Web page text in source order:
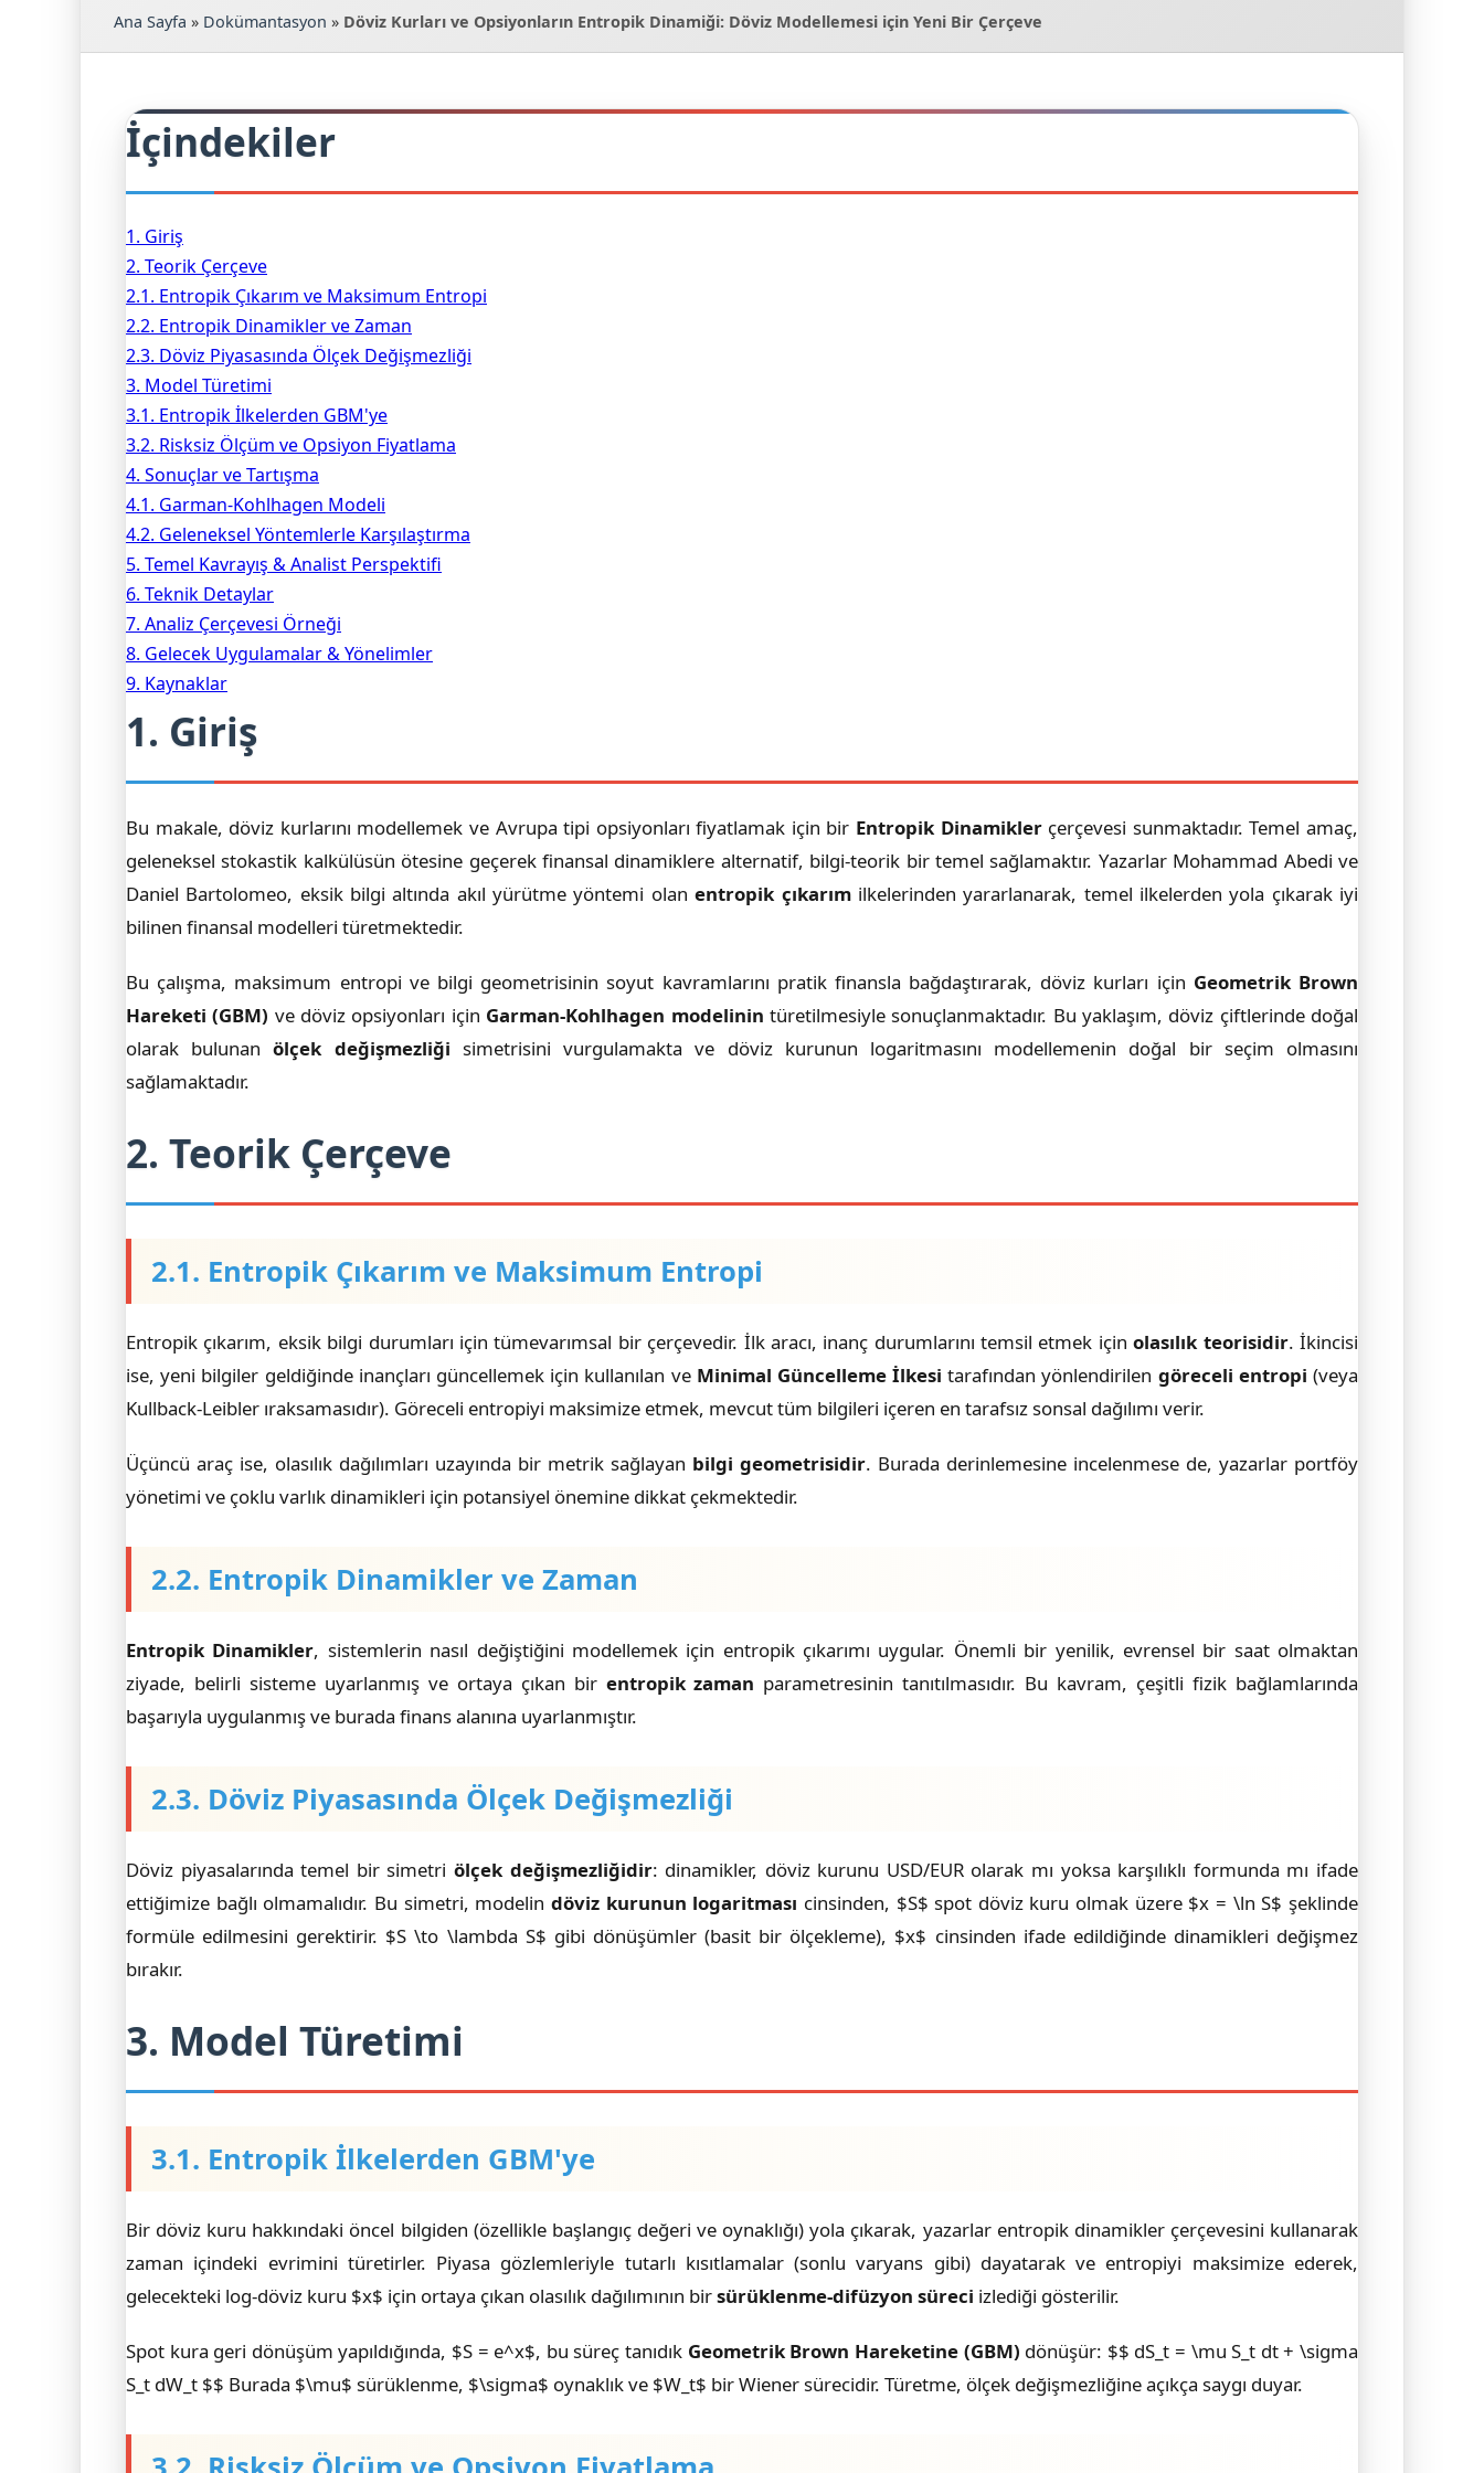
Ana Sayfa » Dokümantasyon » Döviz Kurları ve Opsiyonların Entropik Dinamiği: Döviz Modellemesi için Yeni Bir Çerçeve
İçindekiler
1. Giriş
2. Teorik Çerçeve
2.1. Entropik Çıkarım ve Maksimum Entropi
2.2. Entropik Dinamikler ve Zaman
2.3. Döviz Piyasasında Ölçek Değişmezliği
3. Model Türetimi
3.1. Entropik İlkelerden GBM'ye
3.2. Risksiz Ölçüm ve Opsiyon Fiyatlama
4. Sonuçlar ve Tartışma
4.1. Garman-Kohlhagen Modeli
4.2. Geleneksel Yöntemlerle Karşılaştırma
5. Temel Kavrayış & Analist Perspektifi
6. Teknik Detaylar
7. Analiz Çerçevesi Örneği
8. Gelecek Uygulamalar & Yönelimler
9. Kaynaklar
1. Giriş
Bu makale, döviz kurlarını modellemek ve Avrupa tipi opsiyonları fiyatlamak için bir Entropik Dinamiklerçerçevesi sunmaktadır. Temel amaç,
geleneksel stokastik kalkülüsün ötesine geçerek finansal dinamiklere alternatif, bilgi-teorik bir temel sağlamaktır. Yazarlar Mohammad Abedi ve
Daniel Bartolomeo, eksik bilgi altında akıl yürütme yöntemi olanentropik çıkarımilkelerinden yararlanarak, temel ilkelerden yola çıkarak iyi
bilinen finansal modelleri türetmektedir.
Bu çalışma, maksimum entropi ve bilgi geometrisinin soyut kavramlarını pratik finansla bağdaştırarak, döviz kurları için Geometrik Brown
Hareketi (GBM) ve döviz opsiyonları için Garman-Kohlhagen modelinin türetilmesiyle sonuçlanmaktadır. Bu yaklaşım, döviz çiftlerinde doğal
olarak bulunanölçek değişmezliği simetrisini vurgulamakta ve döviz kurunun logaritmasını modellemenin doğal bir seçim olmasını
sağlamaktadır.
2. Teorik Çerçeve
2.1. Entropik Çıkarım ve Maksimum Entropi
Entropik çıkarım, eksik bilgi durumları için tümevarımsal bir çerçevedir. İlk aracı, inanç durumlarını temsil etmek içinolasılık teorisidir. İkincisi
ise, yeni bilgiler geldiğinde inançları güncellemek için kullanılan ve Minimal Güncelleme İlkesi tarafından yönlendirilen göreceli entropi (veya
Kullback-Leibler ıraksamasıdır). Göreceli entropiyi maksimize etmek, mevcut tüm bilgileri içeren en tarafsız sonsal dağılımı verir.
Üçüncü araç ise, olasılık dağılımları uzayında bir metrik sağlayan bilgi geometrisidir. Burada derinlemesine incelenmese de, yazarlar portföy
yönetimi ve çoklu varlık dinamikleri için potansiyel önemine dikkat çekmektedir.
2.2. Entropik Dinamikler ve Zaman
Entropik Dinamikler, sistemlerin nasıl değiştiğini modellemek için entropik çıkarımı uygular. Önemli bir yenilik, evrensel bir saat olmaktan
ziyade, belirli sisteme uyarlanmış ve ortaya çıkan bir entropik zaman parametresinin tanıtılmasıdır. Bu kavram, çeşitli fizik bağlamlarında
başarıyla uygulanmış ve burada finans alanına uyarlanmıştır.
2.3. Döviz Piyasasında Ölçek Değişmezliği
Döviz piyasalarında temel bir simetri ölçek değişmezliğidir: dinamikler, döviz kurunu USD/EUR olarak mı yoksa karşılıklı formunda mı ifade
ettiğimize bağlı olmamalıdır. Bu simetri, modelin döviz kurunun logaritması cinsinden, $S$ spot döviz kuru olmak üzere $x = \ln S$ şeklinde
formüle edilmesini gerektirir. $S \to \lambda S$ gibi dönüşümler (basit bir ölçekleme), $x$ cinsinden ifade edildiğinde dinamikleri değişmez
bırakır.
3. Model Türetimi
3.1. Entropik İlkelerden GBM'ye
Bir döviz kuru hakkındaki öncel bilgiden (özellikle başlangıç değeri ve oynaklığı) yola çıkarak, yazarlar entropik dinamikler çerçevesini kullanarak
zaman içindeki evrimini türetirler. Piyasa gözlemleriyle tutarlı kısıtlamalar (sonlu varyans gibi) dayatarak ve entropiyi maksimize ederek,
gelecekteki log-döviz kuru $x$ için ortaya çıkan olasılık dağılımının birsürüklenme-difüzyon süreci izlediği gösterilir.
Spot kura geri dönüşüm yapıldığında, $S = e^x$, bu süreç tanıdık Geometrik Brown Hareketine (GBM) dönüşür: $$ dS_t = \mu S_t dt + \sigma
S_t dW_t $$ Burada $\mu$ sürüklenme, $\sigma$ oynaklık ve $W_t$ bir Wiener sürecidir. Türetme, ölçek değişmezliğine açıkça saygı duyar.